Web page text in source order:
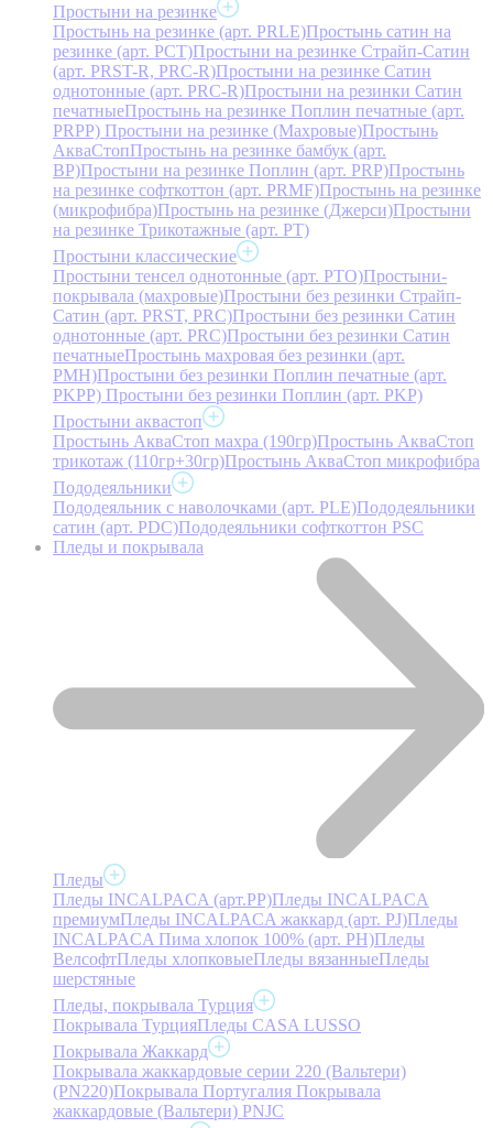
Простыни на резинке
Простынь на резинке (арт. PRLE)Простынь сатин на
резинке (арт. PCT)Простыни на резинке Страйп-Сатин
(арт. PRST-R, PRC-R)Простыни на резинке Сатин
однотонные (арт. PRC-R)Простыни на резинки Сатин
печатныеПростынь на резинке Поплин печатные (арт.
PRPP) Простыни на резинке (Махровые)Простынь
АкваСтопПростынь на резинке бамбук (арт.
BP)Простыни на резинке Поплин (арт. PRP)Простынь
на резинке софткоттон (арт. PRMF)Простынь на резинке
(микрофибра)Простынь на резинке (Джерси)Простыни
на резинке Трикотажные (арт. РТ)
Простыни классические
Простыни тенсел однотонные (арт. PTO)Простыни-
покрывала (махровые)Простыни без резинки Страйп-
Сатин (арт. PRST, PRC)Простыни без резинки Сатин
однотонные (арт. PRC)Простыни без резинки Сатин
печатныеПростынь махровая без резинки (арт.
PMH)Простыни без резинки Поплин печатные (арт.
PKPP) Простыни без резинки Поплин (арт. PKP)
Простыни аквастоп
Простынь АкваСтоп махра (190гр)Простынь АкваСтоп
трикотаж (110гр+30гр)Простынь АкваСтоп микрофибра
Пододеяльники
Пододеяльник с наволочками (арт. PLE)Пододеяльники
сатин (арт. PDC)Пододеяльники софткоттон PSC
Пледы и покрывала
Пледы
Пледы INCALPACA (арт.PP)Пледы INCALPACA
премиумПледы INCALPACA жаккард (арт. PJ)Пледы
INCALPACA Пима хлопок 100% (арт. PH)Пледы
ВелсофтПледы хлопковыеПледы вязанныеПледы
шерстяные
Пледы, покрывала Турция
Покрывала ТурцияПледы CASA LUSSO
Покрывала Жаккард
Покрывала жаккардовые серии 220 (Вальтери)
(PN220)Покрывала Португалия Покрывала
жаккардовые (Вальтери) PNJC